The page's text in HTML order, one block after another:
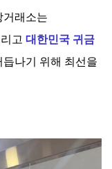
래소는
고 대한민국 귀금
듭나기 위해 최선을